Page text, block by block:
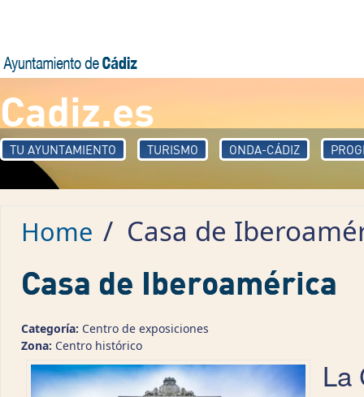
Cadiz.es
TU AYUNTAMIENTO TURISMO ONDA-CÁDIZ
Home / Casa de
Casa de Iberoamérica
Categoría: Centro de exposiciones
Zona: Centro histórico
La